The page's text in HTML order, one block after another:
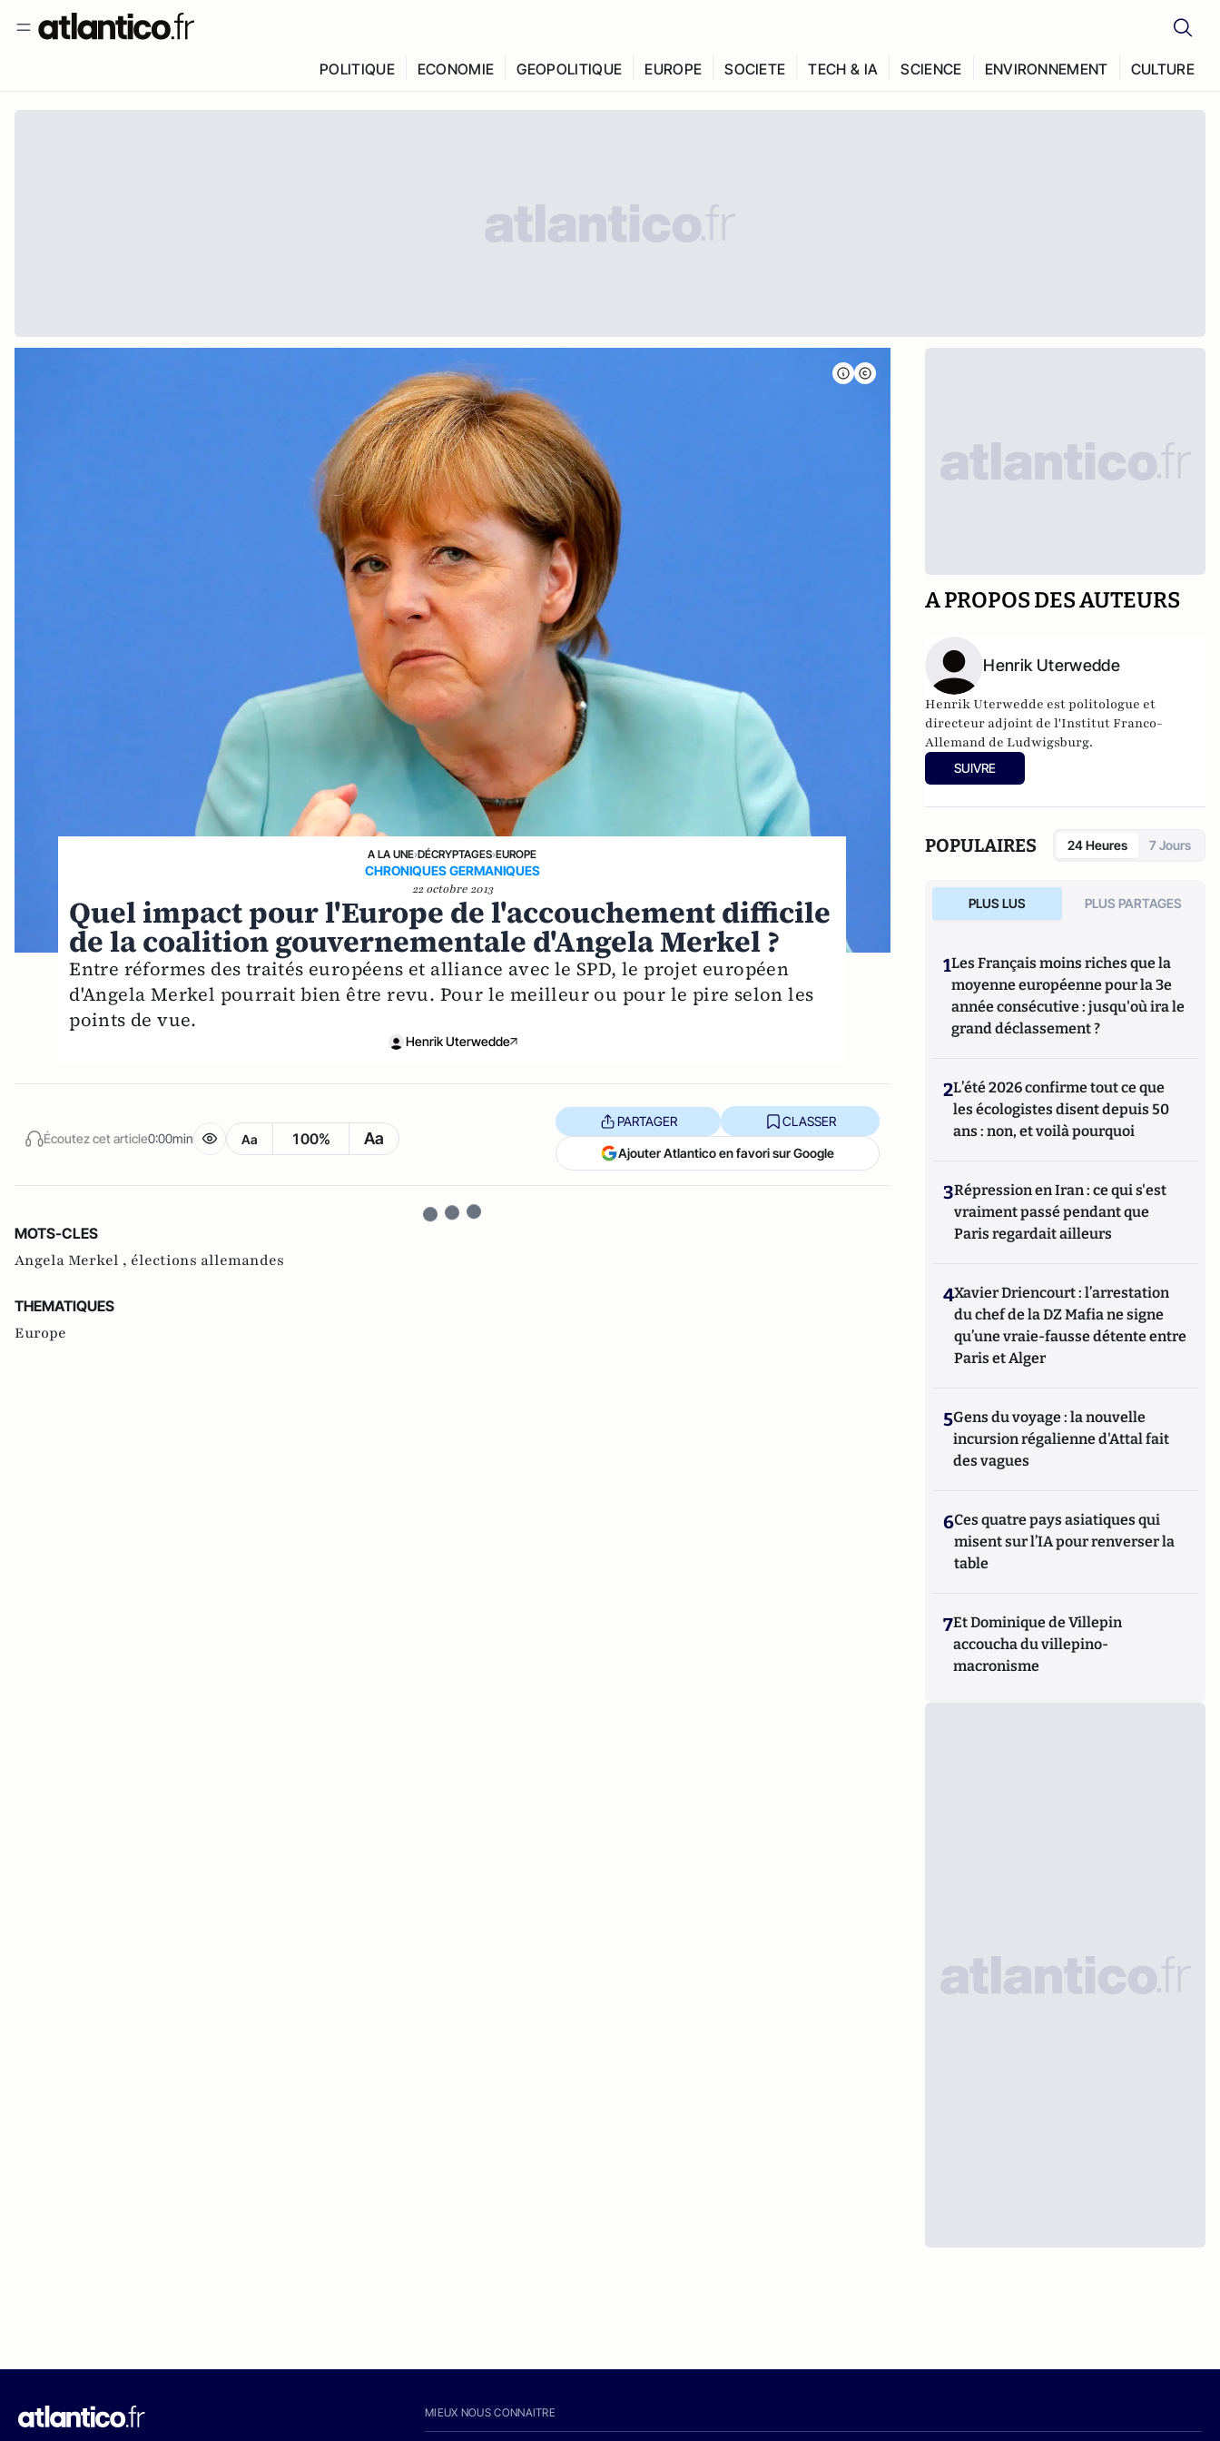
POLITIQUE ECONOMIE GEOPOLITIQUE EUROPE SOCIETE TECH & IA SCIENCE ENVIRONNEMENT CULTURE
A LA UNE›DÉCRYPTAGES›EUROPE
CHRONIQUES GERMANIQUES
22 octobre 2013
Quel impact pour l'Europe de l'accouchement difficile
de la coalition gouvernementale d'Angela Merkel ?
Entre réformes des traités européens et alliance avec le SPD, le projet européen
d'Angela Merkel pourrait bien être revu. Pour le meilleur ou pour le pire selon les
points de vue.
Henrik Uterwedde
Écoutez cet article0:00min Aa 100% Aa
PARTAGER CLASSER
Ajouter Atlantico en favori sur Google
MOTS-CLES
Angela Merkel , élections allemandes
THEMATIQUES
Europe
A PROPOS DES AUTEURS
Henrik Uterwedde
Henrik Uterwedde est politologue et
directeur adjoint de l'Institut Franco-
Allemand de Ludwigsburg.
SUIVRE
POPULAIRES 24 Heures 7 Jours
PLUS LUS PLUS PARTAGES
1Les Français moins riches que la
moyenne européenne pour la 3e
année consécutive : jusqu'où ira le
grand déclassement ?
2L’été 2026 confirme tout ce que
les écologistes disent depuis 50
ans : non, et voilà pourquoi
3Répression en Iran : ce qui s'est
vraiment passé pendant que
Paris regardait ailleurs
4Xavier Driencourt : l’arrestation
du chef de la DZ Mafia ne signe
qu’une vraie-fausse détente entre
Paris et Alger
5Gens du voyage : la nouvelle
incursion régalienne d'Attal fait
des vagues
6Ces quatre pays asiatiques qui
misent sur l’IA pour renverser la
table
7Et Dominique de Villepin
accoucha du villepino-
macronisme
MIEUX NOUS CONNAITRE